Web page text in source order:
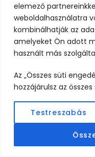
elemező
weboldalhasználatra
kombinálhatják az
amelyeket Ön adott
használt más
Az „Összes süti
hozzájárulsz az
Testreszabás